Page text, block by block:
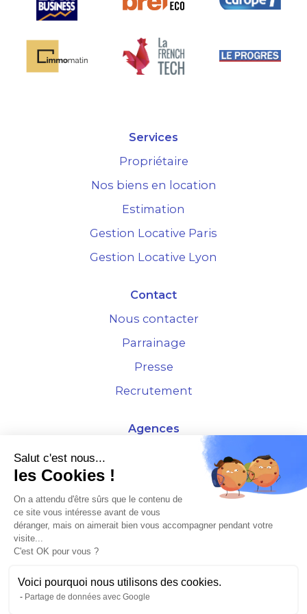
Services
Propriétaire
Nos biens en location
Estimation
Gestion Locative Paris
Gestion Locative Lyon
Contact
Nous contacter
Parrainage
Presse
Recrutement
Agences
4 Rue de la Bourse - 69001 Lyon
10 rue d'Austerlitz - 75012 Paris
À L'HORIZON 2025
Salut c'est nous...
les Cookies !
On a attendu d'être sûrs que le contenu de
ce site vous intéresse avant de vous
déranger, mais on aimerait bien vous accompagner pendant votre
visite...
C'est OK pour vous ?
Voici pourquoi nous utilisons des cookies.
Partage de données avec Google